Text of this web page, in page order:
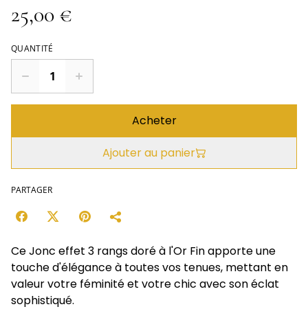
25,00 €
QUANTITÉ
Acheter
Ajouter au panier
PARTAGER
Ce Jonc effet 3 rangs doré à l'Or Fin apporte une
touche d'élégance à toutes vos tenues, mettant en
valeur votre féminité et votre chic avec son éclat
sophistiqué.